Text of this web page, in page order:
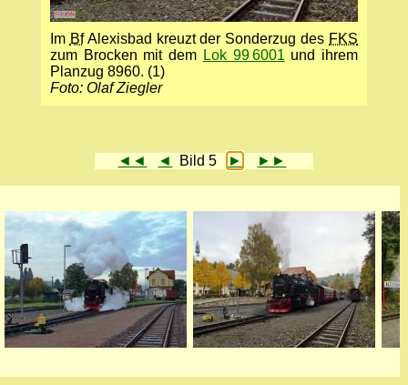
Im BfAlexisbad kreuzt der Sonderzug des FKS
zum Brocken mit dem Lok 99 6001 und ihrem
Planzug 8960. (1)
Foto: Olaf Ziegler
◄◄ ◄ Bild 5 ► ►►